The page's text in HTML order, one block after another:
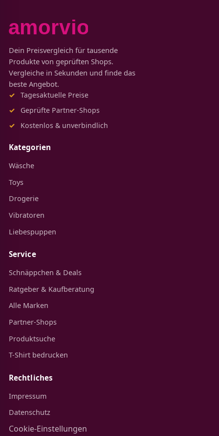
Dein Preisvergleich für tausende
Produkte von geprüften Shops.
Vergleiche in Sekunden und finde das
beste Angebot.
Tagesaktuelle Preise
Geprüfte Partner-Shops
Kostenlos & unverbindlich
Kategorien
Wäsche
Toys
Drogerie
Vibratoren
Liebespuppen
Service
Schnäppchen & Deals
Ratgeber & Kaufberatung
Alle Marken
Partner-Shops
Produktsuche
T-Shirt bedrucken
Rechtliches
Impressum
Datenschutz
Cookie-Einstellungen